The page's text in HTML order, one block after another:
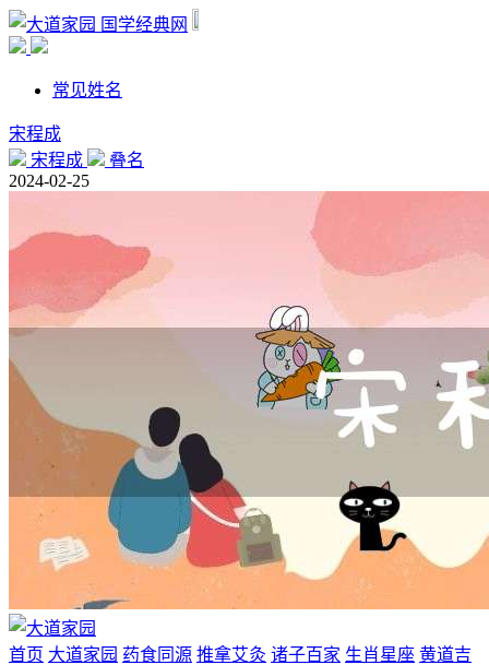
国学经典网
常见姓名
宋程成
宋程成
叠名
2024-02-25
首页 大道家园 药食同源 推拿艾灸 诸子百家 生肖星座 黄道吉